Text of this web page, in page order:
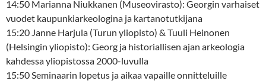
14:50 Marianna Niukkanen (Museovirasto): Georgin varhaiset
vuodet kaupunkiarkeologina ja kartanotutkijana
15:20 Janne Harjula (Turun yliopisto) & Tuuli Heinonen
(Helsingin yliopisto): Georg ja historiallisen ajan arkeologia
kahdessa yliopistossa 2000-luvulla
15:50 Seminaarin lopetus ja aikaa vapaille onnitteluille